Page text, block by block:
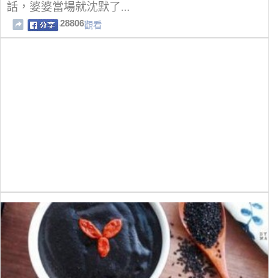
話，婆婆當場就沈默了...
28806觀看